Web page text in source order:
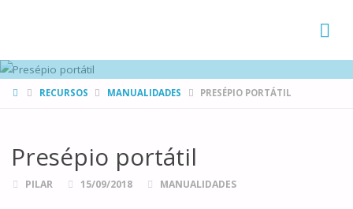
HOMERECURSOS MANUALIDADES PRESÉPIO PORTÁTIL
Presépio portátil
PILAR 15/09/2018 MANUALIDADES